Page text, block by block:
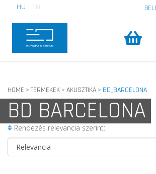
HU EN
HOME > TERMEKEK > AKUSZTIKA > BD_BARCELONA
BD BARCELONA
Rendezés relevancia szerint: